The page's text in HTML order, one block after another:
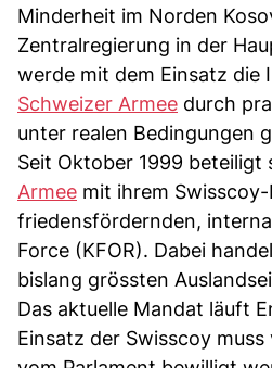
Minderheit im Norden
Zentralregierung in der
werde mit dem Einsatz die
Schweizer Armee durch
unter realen Bedingungen
Seit Oktober 1999 beteiligt
Armee mit ihrem
friedensfördernden,
Force (KFOR). Dabei
bislang grössten
Das aktuelle Mandat läuft
Einsatz der Swisscoy